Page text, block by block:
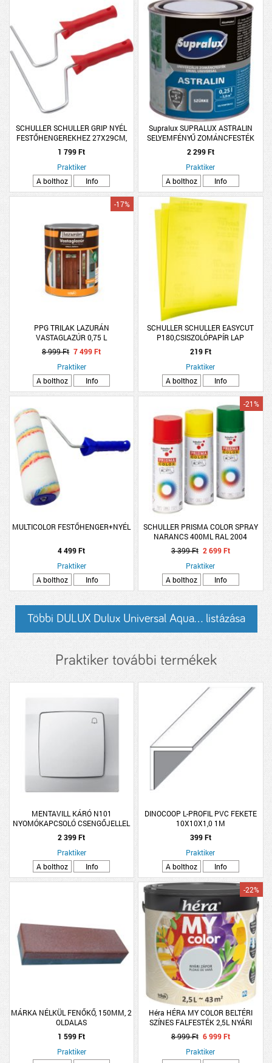
SCHULLER SCHULLER GRIP NYÉL
FESTŐHENGEREKHEZ 27X29CM,
8MM
1 799 Ft
Praktiker
A bolthoz
Info
Supralux SUPRALUX ASTRALIN
SELYEMFÉNYŰ ZOMÁNCFESTÉK
0,25L SZÜRKE
2 299 Ft
Praktiker
A bolthoz
Info
PPG TRILAK LAZURÁN
VASTAGLAZÚR 0,75 L
CSERESZNYE,SELYEMF.,OLDÓSZ.
(223294)
-17%
8 999 Ft 7 499 Ft
Praktiker
A bolthoz
Info
SCHULLER SCHULLER EASYCUT
P180,CSISZOLÓPAPÍR LAP
230X280MM
219 Ft
Praktiker
A bolthoz
Info
MULTICOLOR FESTŐHENGER+NYÉL
4 499 Ft
Praktiker
A bolthoz
Info
SCHULLER PRISMA COLOR SPRAY
NARANCS 400ML RAL 2004
-21%
3 399 Ft 2 699 Ft
Praktiker
A bolthoz
Info
Többi DULUX Dulux Universal Aqua... listázása
Praktiker további termékek
MENTAVILL KÁRÓ N101
NYOMÓKAPCSOLÓ CSENGŐJELLEL
FEHÉR
2 399 Ft
Praktiker
A bolthoz
Info
DINOCOOP L-PROFIL PVC FEKETE
10X10X1,0 1M
399 Ft
Praktiker
A bolthoz
Info
MÁRKA NÉLKÜL FENŐKŐ, 150MM, 2
OLDALAS
1 599 Ft
Praktiker
Héra HÉRA MY COLOR BELTÉRI
SZÍNES FALFESTÉK 2,5L NYÁRI
ZÁPOR
-22%
8 999 Ft 6 999 Ft
Praktiker